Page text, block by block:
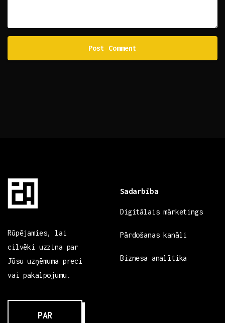
Rūpējamies, lai
cilvēki uzzina par
Jūsu uzņēmuma preci
vai pakalpojumu.
PAR
Sadarbība
Digitālais mārketings
Pārdošanas kanāli
Biznesa analītika